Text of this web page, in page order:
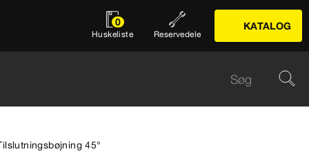
0
Huskeliste Reservedele
KATALOG
45°